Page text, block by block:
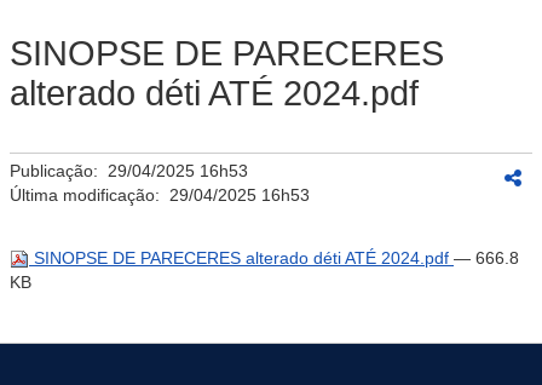
SINOPSE DE PARECERES
alterado déti ATÉ 2024.pdf
Publicação: 29/04/2025 16h53
Última modificação: 29/04/2025 16h53
SINOPSE DE PARECERES alterado déti ATÉ 2024.pdf — 666.8
KB